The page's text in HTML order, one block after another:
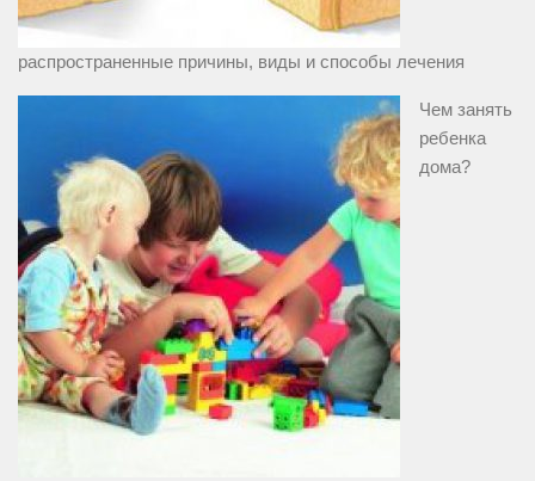
распространенные причины, виды и способы лечения
Чем занять
ребенка
дома?